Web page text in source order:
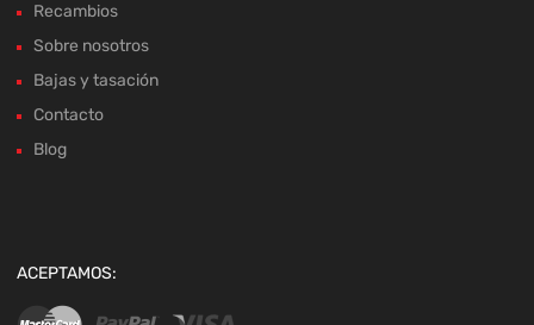
Recambios
Sobre nosotros
Bajas y tasación
Contacto
Blog
ACEPTAMOS: